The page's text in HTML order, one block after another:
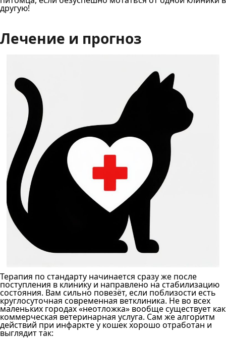
другую!
Лечение и прогноз
Терапия по стандарту начинается сразу же после
поступления в клинику и направлено на стабилизацию
состояния. Вам сильно повезёт, если поблизости есть
круглосуточная современная ветклиника. Не во всех
маленьких городах «неотложка» вообще существует как
коммерческая ветеринарная услуга. Сам же алгоритм
действий при инфаркте у кошек хорошо отработан и
выглядит так: